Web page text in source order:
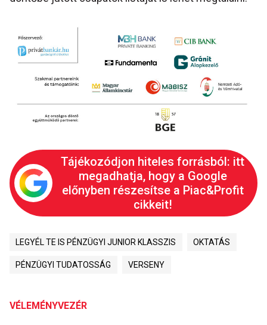
Tájékozódjon hiteles forrásból: itt
megadhatja, hogy a Google
előnyben részesítse a Piac&Profit
cikkeit!
LEGYÉL TE IS PÉNZÜGYI JUNIOR KLASSZIS OKTATÁS
PÉNZÜGYI TUDATOSSÁG VERSENY
VÉLEMÉNYVEZÉR